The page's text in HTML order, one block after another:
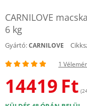
CARNILOVE
6 kg
Gyártó:CARNILOVE
1
14419 Ft